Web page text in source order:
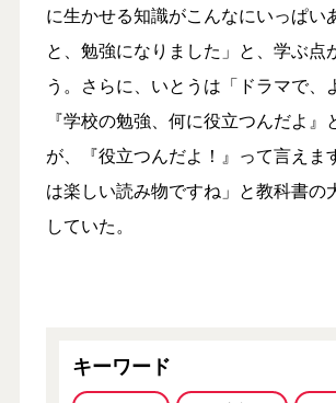
に生かせる知識がこんなにいっぱい
と、勉強になりました」と、学ぶ点
う。さらに、いとうは「ドラマで、
『学校の勉強、何に役立つんだよ』
が、『役立つんだよ！』って言えま
は楽しい読み物ですね」と教科書の
していた。
キーワード